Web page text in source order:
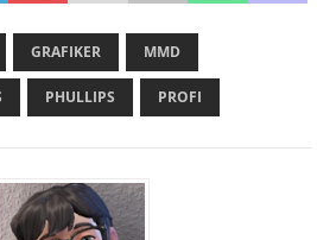
GRAFIKER MMD
PHULLIPS PROFI